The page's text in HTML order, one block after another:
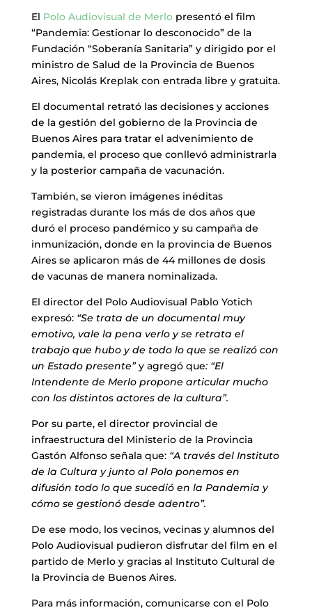
El Polo Audiovisual de Merlopresentó el film
“Pandemia: Gestionar lo desconocido” de la
Fundación “Soberanía Sanitaria” y dirigido por el
ministro de Salud de la Provincia de Buenos
Aires, Nicolás Kreplak con entrada libre y gratuita.
El documental retrató las decisiones y acciones
de la gestión del gobierno de la Provincia de
Buenos Aires para tratar el advenimiento de
pandemia, el proceso que conllevó administrarla
y la posterior campaña de vacunación.
También, se vieron imágenes inéditas
registradas durante los más de dos años que
duró el proceso pandémico y su campaña de
inmunización, donde en la provincia de Buenos
Aires se aplicaron más de 44 millones de dosis
de vacunas de manera nominalizada.
El director del Polo Audiovisual Pablo Yotich
expresó: “Se trata de un documental muy
emotivo, vale la pena verlo y se retrata el
trabajo que hubo y de todo lo que se realizó con
un Estado presente”y agregó que: “El
Intendente de Merlo propone articular mucho
con los distintos actores de la cultura”.
Por su parte, el director provincial de
infraestructura del Ministerio de la Provincia
Gastón Alfonso señala que: “A través del Instituto
de la Cultura y junto al Polo ponemos en
difusión todo lo que sucedió en la Pandemia y
cómo se gestionó desde adentro”.
De ese modo, los vecinos, vecinas y alumnos del
Polo Audiovisual pudieron disfrutar del film en el
partido de Merlo y gracias al Instituto Cultural de
la Provincia de Buenos Aires.
Para más información, comunicarse con el Polo